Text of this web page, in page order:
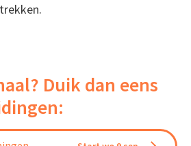
Duik dan eens